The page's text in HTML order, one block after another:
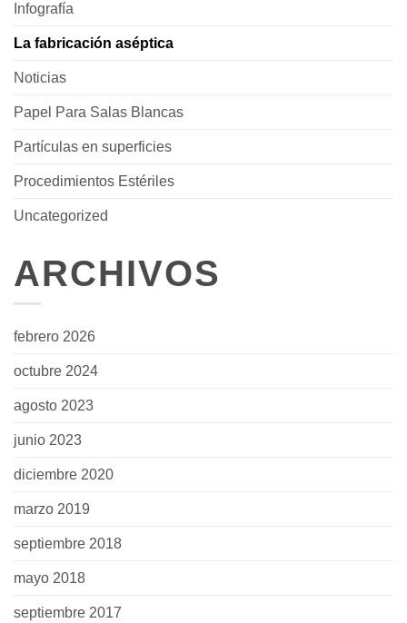
Infografía
La fabricación aséptica
Noticias
Papel Para Salas Blancas
Partículas en superficies
Procedimientos Estériles
Uncategorized
ARCHIVOS
febrero 2026
octubre 2024
agosto 2023
junio 2023
diciembre 2020
marzo 2019
septiembre 2018
mayo 2018
septiembre 2017